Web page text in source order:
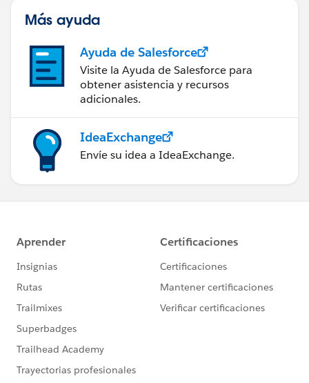
Más ayuda
Ayuda de Salesforce
Visite la Ayuda de Salesforce para
obtener asistencia y recursos
adicionales.
IdeaExchange
Envíe su idea a IdeaExchange.